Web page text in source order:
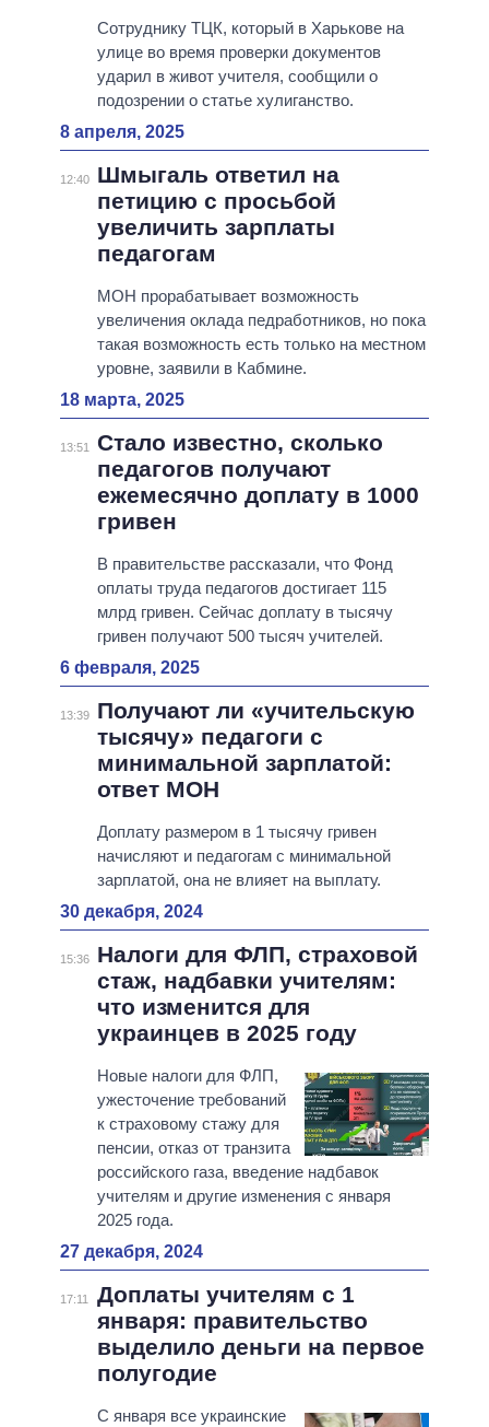
Сотруднику ТЦК, который в Харькове на
улице во время проверки документов
ударил в живот учителя, сообщили о
подозрении о статье хулиганство.
8 апреля, 2025
12:40
Шмыгаль ответил на
петицию с просьбой
увеличить зарплаты
педагогам
МОН прорабатывает возможность
увеличения оклада педработников, но пока
такая возможность есть только на местном
уровне, заявили в Кабмине.
18 марта, 2025
13:51
Стало известно, сколько
педагогов получают
ежемесячно доплату в 1000
гривен
В правительстве рассказали, что Фонд
оплаты труда педагогов достигает 115
млрд гривен. Сейчас доплату в тысячу
гривен получают 500 тысяч учителей.
6 февраля, 2025
13:39
Получают ли «учительскую
тысячу» педагоги с
минимальной зарплатой:
ответ МОН
Доплату размером в 1 тысячу гривен
начисляют и педагогам с минимальной
зарплатой, она не влияет на выплату.
30 декабря, 2024
15:36
Налоги для ФЛП, страховой
стаж, надбавки учителям:
что изменится для
украинцев в 2025 году
Новые налоги для ФЛП,
ужесточение требований
к страховому стажу для
пенсии, отказ от транзита
российского газа, введение надбавок
учителям и другие изменения с января
2025 года.
27 декабря, 2024
17:11
Доплаты учителям с 1
января: правительство
выделило деньги на первое
полугодие
С января все украинские